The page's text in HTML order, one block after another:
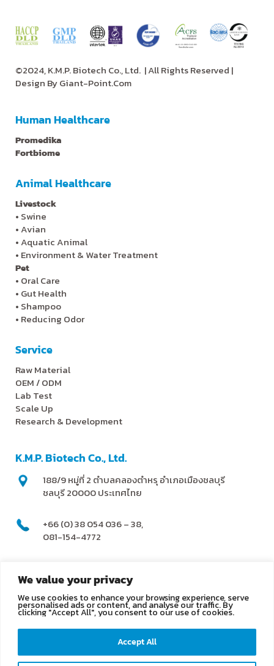
We value your privacy
We use cookies to enhance your browsing experience, serve
personalised ads or content, and analyse our traffic. By
clicking "Accept All", you consent to our use of cookies.
Accept All
©2024, K.M.P. Biotech Co., Ltd. | All Rights Reserved |
Design ByGiant-Point.Com
Human Healthcare
Promedika
Fortbiome
Animal Healthcare
Livestock
• Swine
•Avian
•Aquatic Animal
• Environment & Water Treatment
Pet
• Oral Care
• Gut Health
• Shampoo
• Reducing Odor
Service
Raw Material
OEM / ODM
Lab Test
Scale Up
Research & Development
K.M.P. Biotech Co., Ltd.
188/9 หมู่ที่ 2 ตำบลคลองตำหรุ อำเภอเมืองชลบุรี
ชลบุรี 20000 ประเทศไทย
+66 (0) 38 054 036 – 38,
081-154-4772
info@kmpbiotech.com
Kmpbiotech
KMPbiotech